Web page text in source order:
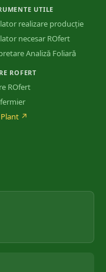
UTILE
realizare producție
necesar ROfert
Analiză Foliară
ROFERT
ROfert
Plant ↗